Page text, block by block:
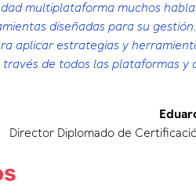
multiplataforma muchos
diseñadas para su
aplicar estrategias y
de todos las plataformas
Director Diplomado de